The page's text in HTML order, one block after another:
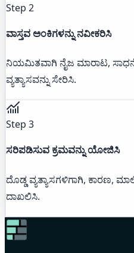
Step 2
ವಾಸ್ತವ ಅಂಕಿಗಳನ್ನು ನವೀಕರಿಸಿ
ನಿಯಮಿತವಾಗಿ ನೈಜ ಮಾರಾಟ, ಸಾಧನೆ
ವ್ಯತ್ಯಾಸವನ್ನು ಸೇರಿಸಿ.
Step 3
ಸರಿಪಡಿಸುವ ಕ್ರಮವನ್ನು ಯೋಜಿಸಿ
ದೊಡ್ಡ ವ್ಯತ್ಯಾಸಗಳಿಗಾಗಿ, ಕಾರಣ,
ದಾಖಲಿಸಿ.